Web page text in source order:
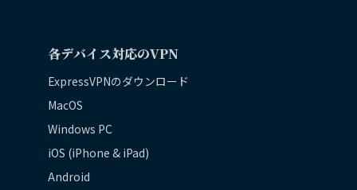
各デバイス対応のVPN
ExpressVPNのダウンロード
MacOS
Windows PC
iOS (iPhone & iPad)
Android